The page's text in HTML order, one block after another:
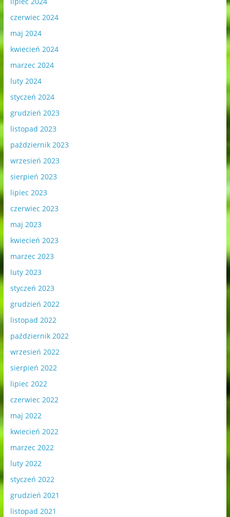
czerwiec 2024
maj 2024
kwiecień 2024
marzec 2024
luty 2024
styczeń 2024
grudzień 2023
listopad 2023
październik 2023
wrzesień 2023
sierpień 2023
lipiec 2023
czerwiec 2023
maj 2023
kwiecień 2023
marzec 2023
luty 2023
styczeń 2023
grudzień 2022
listopad 2022
październik 2022
wrzesień 2022
sierpień 2022
lipiec 2022
czerwiec 2022
maj 2022
kwiecień 2022
marzec 2022
luty 2022
styczeń 2022
grudzień 2021
listopad 2021